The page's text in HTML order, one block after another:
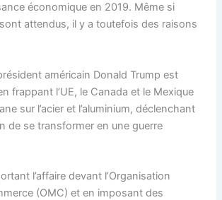
économique en 2019. Même si
attendus, il y a toutefois des raisons
américain Donald Trump est
frappant l’UE, le Canada et le Mexique
sur l’acier et l’aluminium, déclenchant
de se transformer en une guerre
l’affaire devant l’Organisation
(OMC) et en imposant des